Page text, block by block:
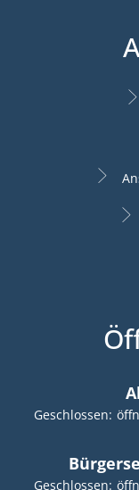
Klicken, um
Geschlossen:
Klicken, um
Geschlossen: